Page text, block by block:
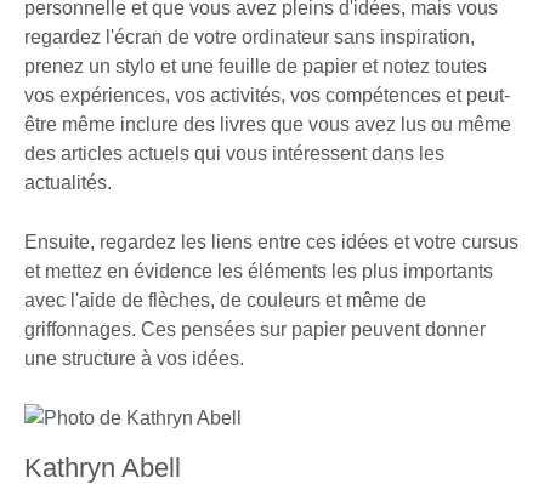
personnelle et que vous avez pleins d'idées, mais vous
regardez l'écran de votre ordinateur sans inspiration,
prenez un stylo et une feuille de papier et notez toutes
vos expériences, vos activités, vos compétences et peut-
être même inclure des livres que vous avez lus ou même
des articles actuels qui vous intéressent dans les
actualités.
Ensuite, regardez les liens entre ces idées et votre cursus
et mettez en évidence les éléments les plus importants
avec l'aide de flèches, de couleurs et même de
griffonnages. Ces pensées sur papier peuvent donner
une structure à vos idées.
Kathryn Abell